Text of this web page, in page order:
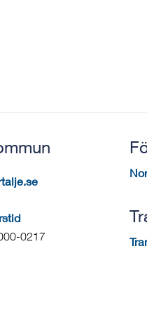
0217